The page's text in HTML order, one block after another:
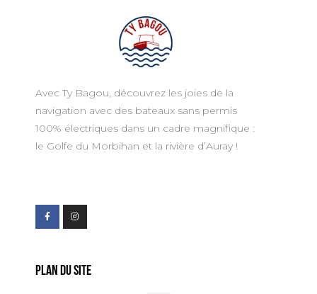
Avec Ty Bagou, découvrez les joies de la
navigation avec des bateaux sans permis
100% électriques dans un cadre magnifique :
le Golfe du Morbihan et la rivière d’Auray !
Plan du site